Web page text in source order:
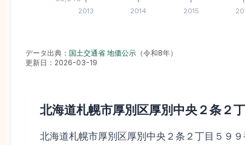
2013 2014 2015
データ出典： 国土交通省 地価公示 （令和8年）
更新日： 2026-03-19
北海道札幌市厚別区厚別中央２条２
北海道札幌市厚別区厚別中央２条２丁目５９